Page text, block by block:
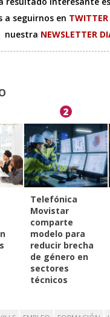
a seguirnos en TWITTER
nuestra NEWSLETTER
2
Telefónica
Movistar
comparte
modelo para
reducir brecha
de género en
sectores
técnicos